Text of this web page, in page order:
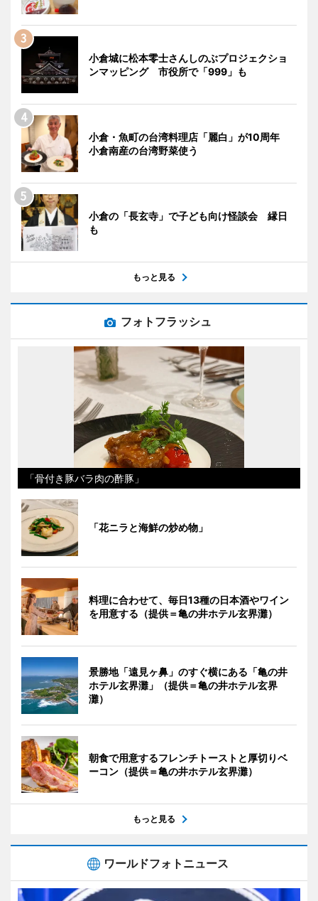
小倉城に松本零士さんしのぶプロジェクショ
ンマッピング 市役所で「999」も
小倉・魚町の台湾料理店「麗白」が10周年
小倉南産の台湾野菜使う
小倉の「長玄寺」で子ども向け怪談会 縁日
も
もっと見る
フォトフラッシュ
「骨付き豚バラ肉の酢豚」
「花ニラと海鮮の炒め物」
料理に合わせて、毎日13種の日本酒やワイン
を用意する（提供＝亀の井ホテル玄界灘）
景勝地「遠見ヶ鼻」のすぐ横にある「亀の井
ホテル玄界灘」（提供＝亀の井ホテル玄界
灘）
朝食で用意するフレンチトーストと厚切りベ
ーコン（提供＝亀の井ホテル玄界灘）
もっと見る
ワールドフォトニュース